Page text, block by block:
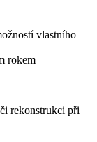
vlastního
rokem
rekonstrukci při